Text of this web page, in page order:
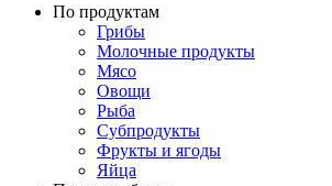
По продуктам
Грибы
Молочные продукты
Мясо
Овощи
Рыба
Субпродукты
Фрукты и ягоды
Яйца